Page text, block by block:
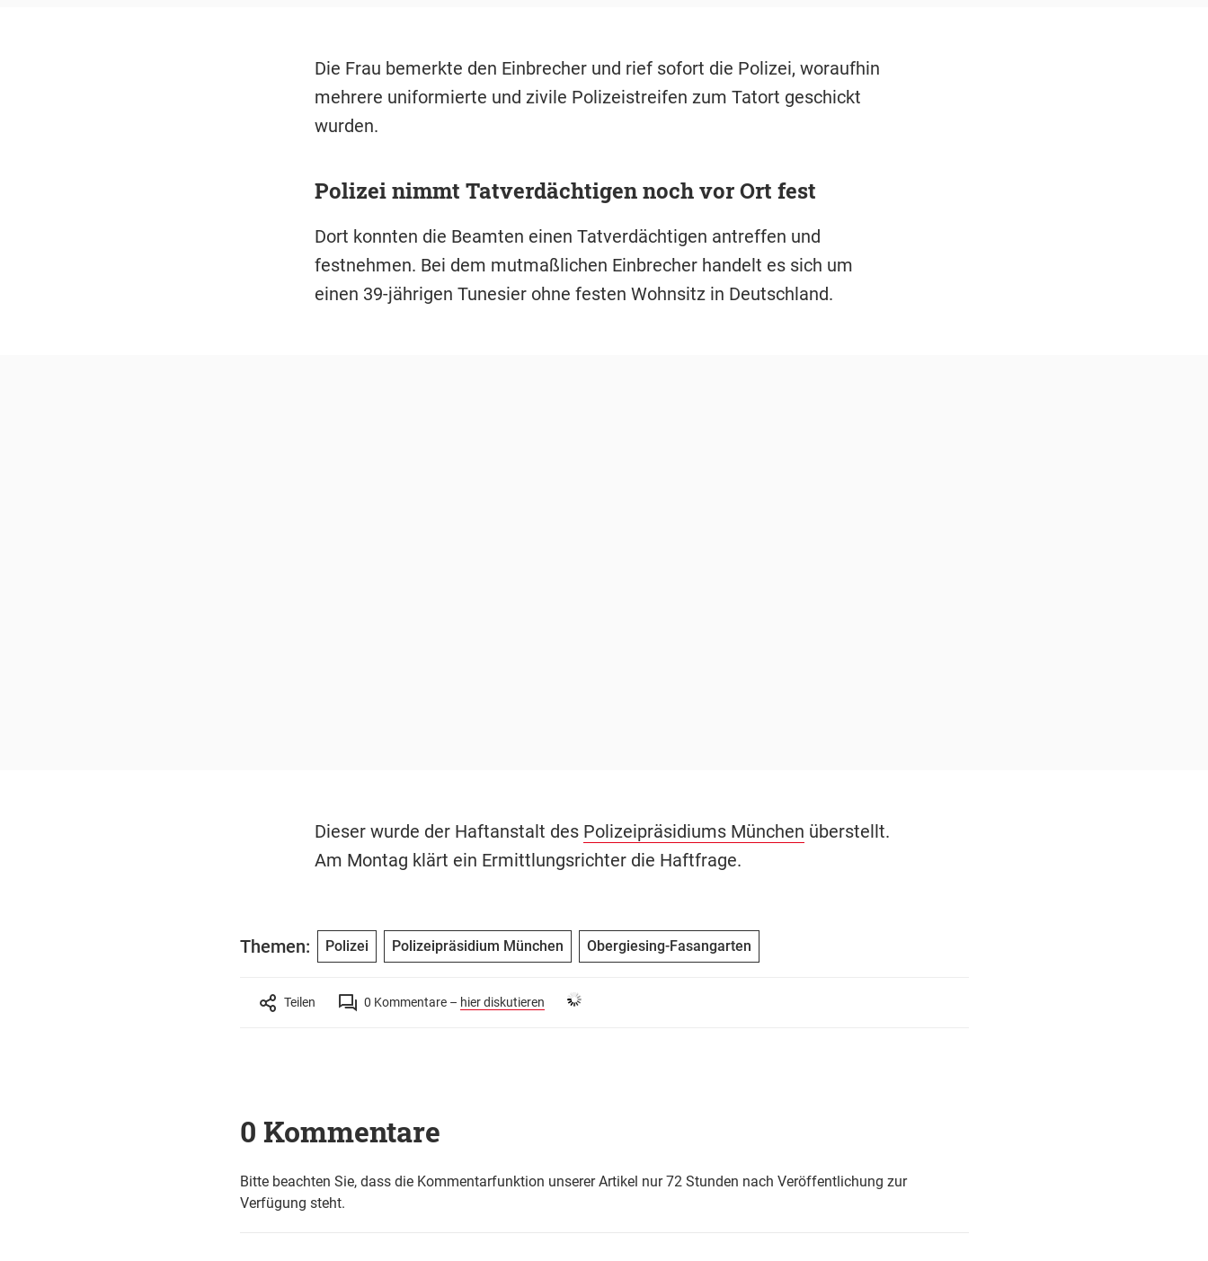
Die Frau bemerkte den Einbrecher und rief sofort die Polizei, woraufhin
mehrere uniformierte und zivile Polizeistreifen zum Tatort geschickt
wurden.
Polizei nimmt Tatverdächtigen noch vor Ort fest
Dort konnten die Beamten einen Tatverdächtigen antreffen und
festnehmen. Bei dem mutmaßlichen Einbrecher handelt es sich um
einen 39-jährigen Tunesier ohne festen Wohnsitz in Deutschland.
Dieser wurde der Haftanstalt des Polizeipräsidiums München überstellt.
Am Montag klärt ein Ermittlungsrichter die Haftfrage.
Themen: Polizei Polizeipräsidium München Obergiesing-Fasangarten
Teilen 0 Kommentare – hier diskutieren
0 Kommentare
Bitte beachten Sie, dass die Kommentarfunktion unserer Artikel nur 72 Stunden nach Veröffentlichung zur
Verfügung steht.